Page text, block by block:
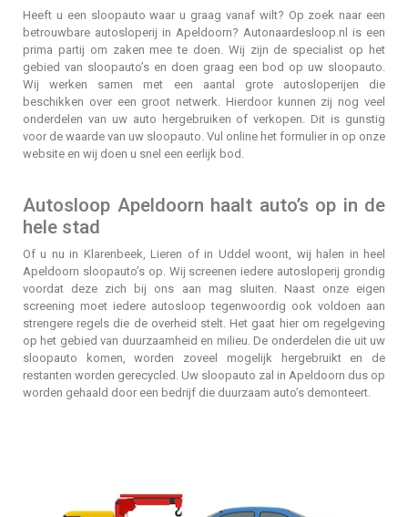
Heeft u een sloopauto waar u graag vanaf wilt? Op zoek naar een
betrouwbare autosloperij in Apeldoorn? Autonaardesloop.nl is een
prima partij om zaken mee te doen. Wij zijn de specialist op het
gebied van sloopauto’s en doen graag een bod op uw sloopauto.
Wij werken samen met een aantal grote autosloperijen die
beschikken over een groot netwerk. Hierdoor kunnen zij nog veel
onderdelen van uw auto hergebruiken of verkopen. Dit is gunstig
voor de waarde van uw sloopauto. Vul online het formulier in op onze
website en wij doen u snel een eerlijk bod.
Autosloop Apeldoorn haalt auto’s op in de
hele stad
Of u nu in Klarenbeek, Lieren of in Uddel woont, wij halen in heel
Apeldoorn sloopauto’s op. Wij screenen iedere autosloperij grondig
voordat deze zich bij ons aan mag sluiten. Naast onze eigen
screening moet iedere autosloop tegenwoordig ook voldoen aan
strengere regels die de overheid stelt. Het gaat hier om regelgeving
op het gebied van duurzaamheid en milieu. De onderdelen die uit uw
sloopauto komen, worden zoveel mogelijk hergebruikt en de
restanten worden gerecycled. Uw sloopauto zal in Apeldoorn dus op
worden gehaald door een bedrijf die duurzaam auto’s demonteert.